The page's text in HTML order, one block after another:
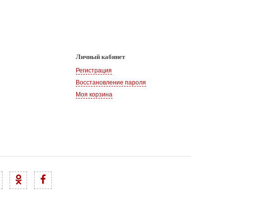
Личный кабинет
Регистрация
Восстановление пароля
Моя корзина